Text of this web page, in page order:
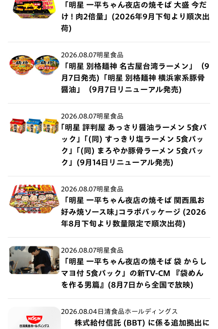
「明星 一平ちゃん夜店の焼そば 大盛 今だ
け ! 肉2倍量」(2026年9月下旬より順次出
荷)
2026.08.07明星食品
「明星 別格麺神 名古屋台湾ラーメン」（9
月7日発売)「明星 別格麺神 横浜家系豚骨
醤油」（9月7日リニューアル発売)
2026.08.07明星食品
｢明星 評判屋 あっさり醤油ラーメン 5食パ
ック」｢(同) すっきり塩ラーメン 5食パッ
ク」｢(同) まろやか豚骨ラーメン 5食パッ
ク」(9月14日リニューアル発売)
2026.08.07明星食品
「明星 一平ちゃん夜店の焼そば 関西風お
好み焼ソース味｣コラボパッケージ (2026
年8月下旬より数量限定で順次出荷)
2026.08.07明星食品
「明星 一平ちゃん夜店の焼そば 袋 からし
マヨ付 5食パック」の新TV-CM 『袋めん
を作る男篇』(8月7日から全国で放映)
2026.08.04 日清食品ホールディングス
株式給付信託 (BBT) に係る追加拠出に